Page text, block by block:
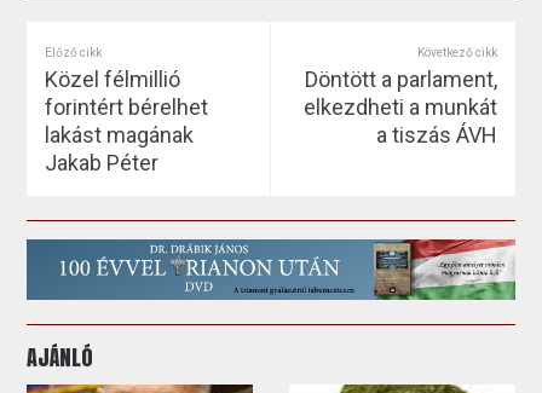
Előző cikk
Közel félmillió
forintért bérelhet
lakást magának
Jakab Péter
Következő cikk
Döntött a parlament,
elkezdheti a munkát
a tiszás ÁVH
AJÁNLÓ